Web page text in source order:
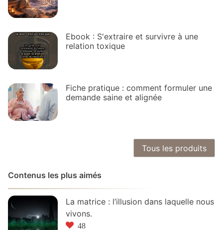
Ebook : S'extraire et survivre à une
relation toxique
Fiche pratique : comment formuler une
demande saine et alignée
Tous les produits
Contenus les plus aimés
La matrice : l’illusion dans laquelle nous
vivons.
48